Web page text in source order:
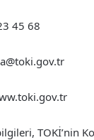
45 68
TOKİ’nin